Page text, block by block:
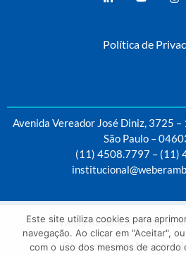
Política de
Avenida Vereador José Diniz, 3725 –
São Paulo –
(11) 4508.7797– (11)
Weber Ambiental – Todos os
Desenvolvido por Mix App
Este site utiliza cookies para
navegação. Ao clicar em "Aceitar",
com o uso dos mesmos de acordo